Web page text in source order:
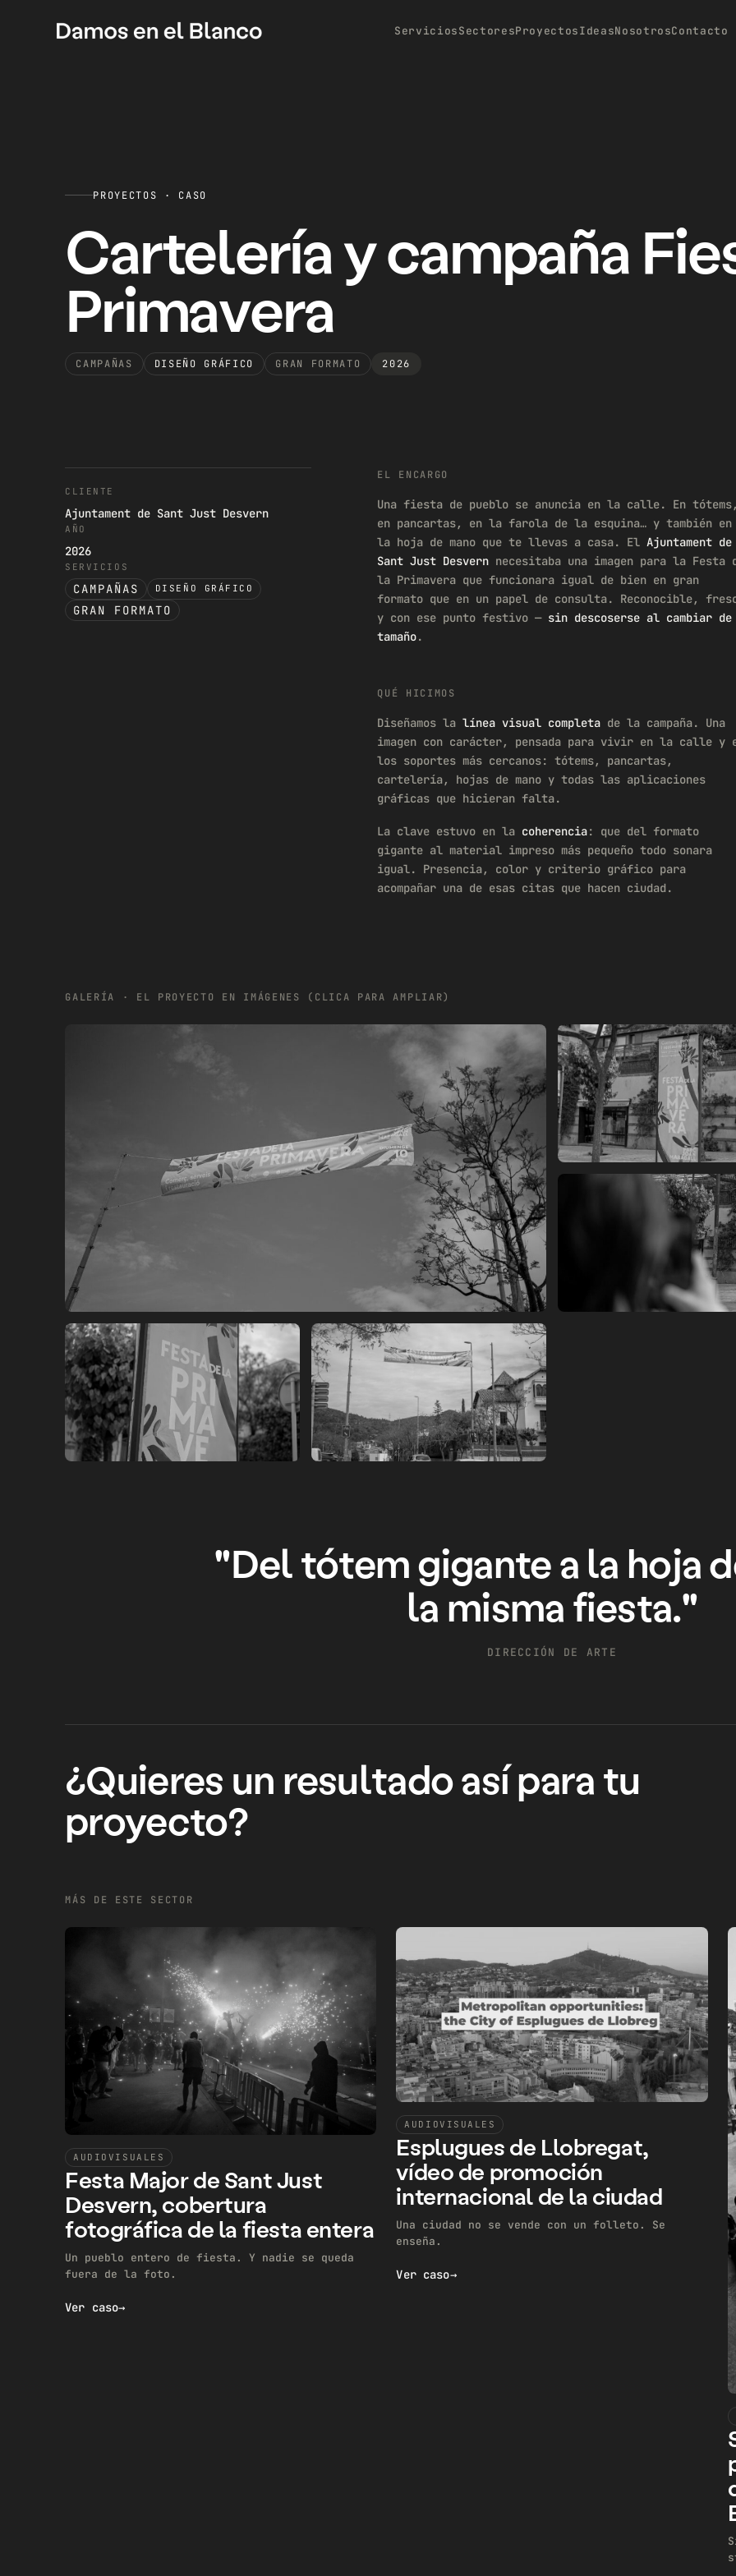
ServiciosSectoresProyectosIdeasNosotrosContacto
PROYECTOS · CASO
Cartelería y campaña
Primavera
CAMPAÑAS DISEÑO GRÁFICO GRAN FORMATO 2026
CLIENTE
Ajuntament de Sant Just Desvern
AÑO
2026
SERVICIOS
CAMPAÑAS DISEÑO GRÁFICO
GRAN FORMATO
EL ENCARGO
Una fiesta de pueblo se anuncia en la calle. En
en pancartas, en la farola de la esquina… y también en
la hoja de mano que te llevas a casa. ElAjuntament de
Sant Just Desvern necesitaba una imagen para la Festa
la Primavera que funcionara igual de bien en gran
formato que en un papel de consulta. Reconocible,
y con ese punto festivo — sin descoserse al cambiar de
tamaño.
QUÉ HICIMOS
Diseñamos lalínea visual completa de la campaña. Una
imagen con carácter, pensada para vivir en la calle y
los soportes más cercanos: tótems, pancartas,
cartelería, hojas de mano y todas las aplicaciones
gráficas que hicieran falta.
La clave estuvo en la coherencia: que del formato
gigante al material impreso más pequeño todo sonara
igual. Presencia, color y criterio gráfico para
acompañar una de esas citas que hacen ciudad.
GALERÍA · EL PROYECTO EN IMÁGENES (CLICA PARA AMPLIAR)
"Del tótem gigante a la hoja
la misma fiesta."
DIRECCIÓN DE ARTE
¿Quieres un resultado así para tu
proyecto?
MÁS DE ESTE SECTOR
AUDIOVISUALES
Festa Major de Sant Just
Desvern, cobertura
fotográfica de la fiesta entera
Un pueblo entero de fiesta. Y nadie se queda
fuera de la foto.
Ver caso→
AUDIOVISUALES
Esplugues de Llobregat,
vídeo de promoción
internacional de la ciudad
Una ciudad no se vende con un folleto. Se
enseña.
Ver caso→